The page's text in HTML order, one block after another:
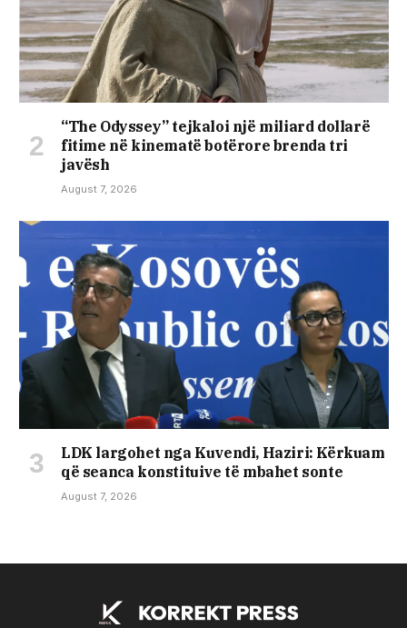
“The Odyssey” tejkaloi një miliard dollarë
fitime në kinematë botërore brenda tri
javësh
August 7, 2026
LDK largohet nga Kuvendi, Haziri: Kërkuam
që seanca konstituive të mbahet sonte
August 7, 2026